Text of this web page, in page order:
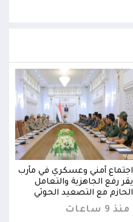
اجتماع أمني وعسكري في مأرب
يقر رفع الجاهزية والتعامل
الحازم مع التصعيد الحوثي
منذ 9 ساعات